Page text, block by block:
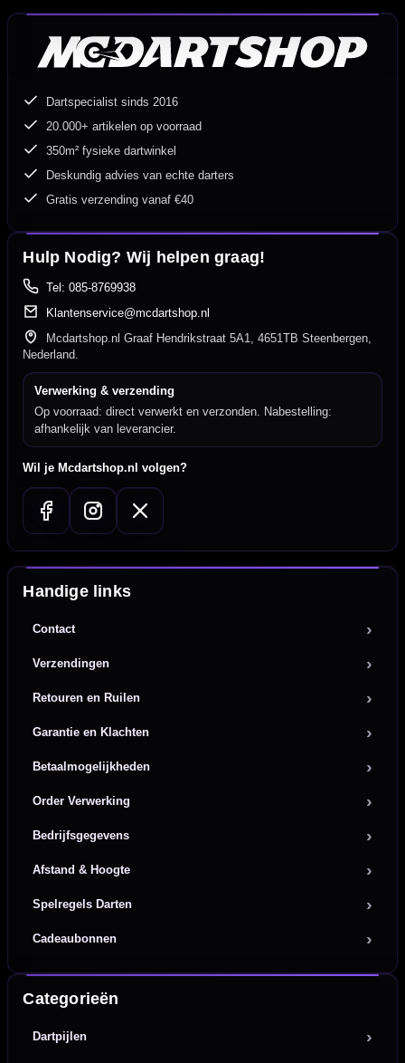
Dartspecialist sinds 2016
20.000+ artikelen op voorraad
350m² fysieke dartwinkel
Deskundig advies van echte darters
Gratis verzending vanaf €40
Hulp Nodig? Wij helpen graag!
Tel: 085-8769938
Klantenservice@mcdartshop.nl
Mcdartshop.nl Graaf Hendrikstraat 5A1, 4651TB Steenbergen,
Nederland.
Verwerking & verzending
Op voorraad: direct verwerkt en verzonden. Nabestelling:
afhankelijk van leverancier.
Wil je Mcdartshop.nl volgen?
Handige links
Contact
Verzendingen
Retouren en Ruilen
Garantie en Klachten
Betaalmogelijkheden
Order Verwerking
Bedrijfsgegevens
Afstand & Hoogte
Spelregels Darten
Cadeaubonnen
Categorieën
Dartpijlen